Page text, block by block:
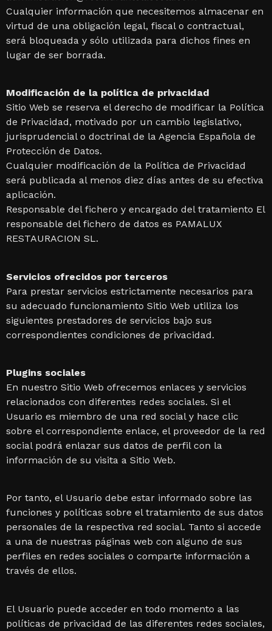
Cualquier información que necesitemos almacenar en
virtud de una obligación legal, fiscal o contractual,
será bloqueada y sólo utilizada para dichos fines en
lugar de ser borrada.
Modificación de la política de privacidad
Sitio Web se reserva el derecho de modificar la Política
de Privacidad, motivado por un cambio legislativo,
jurisprudencial o doctrinal de la Agencia Española de
Protección de Datos.
Cualquier modificación de la Política de Privacidad
será publicada al menos diez días antes de su efectiva
aplicación.
Responsable del fichero y encargado del tratamiento El
responsable del fichero de datos es PAMALUX
RESTAURACION SL.
Servicios ofrecidos por terceros
Para prestar servicios estrictamente necesarios para
su adecuado funcionamiento Sitio Web utiliza los
siguientes prestadores de servicios bajo sus
correspondientes condiciones de privacidad.
Plugins sociales
En nuestro Sitio Web ofrecemos enlaces y servicios
relacionados con diferentes redes sociales. Si el
Usuario es miembro de una red social y hace clic
sobre el correspondiente enlace, el proveedor de la red
social podrá enlazar sus datos de perfil con la
información de su visita a Sitio Web.
Por tanto, el Usuario debe estar informado sobre las
funciones y políticas sobre el tratamiento de sus datos
personales de la respectiva red social. Tanto si accede
a una de nuestras páginas web con alguno de sus
perfiles en redes sociales o comparte información a
través de ellos.
El Usuario puede acceder en todo momento a las
políticas de privacidad de las diferentes redes sociales,